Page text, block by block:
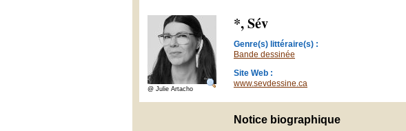
@ Julie Artacho
*, Sév
Genre(s) littéraire(s) :
Bande dessinée
Site Web :
www.sevdessine.ca
Notice biographique